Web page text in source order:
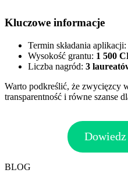
Kluczowe informacje
Termin składania aplikacji:
Wysokość grantu: 1 500
Liczba nagród: 3
Warto podkreślić, że zwycięzcy
transparentność i równe szanse
BLOG